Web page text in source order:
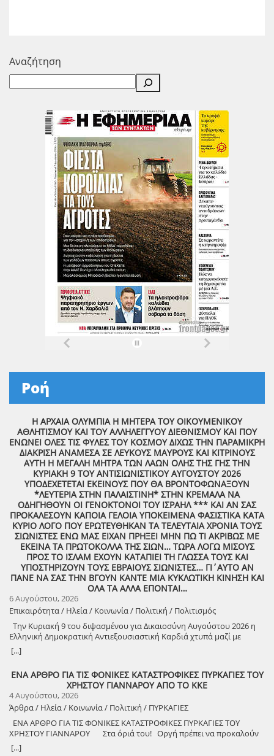
Αναζήτηση
Ροή
Η ΑΡΧΑΙΑ ΟΛΥΜΠΙΑ Η ΜΗΤΕΡΑ ΤΟΥ ΟΙΚΟΥΜΕΝΙΚΟΥ
ΑΘΛΗΤΙΣΜΟΥ ΚΑΙ ΤΟΥ ΑΛΛΗΛΕΓΓΥΟΥ ΔΙΕΘΝΙΣΜΟΥ ΚΑΙ ΠΟΥ
ΕΝΩΝΕΙ ΟΛΕΣ ΤΙΣ ΦΥΛΕΣ ΤΟΥ ΚΟΣΜΟΥ ΔΙΧΩΣ ΤΗΝ ΠΑΡΑΜΙΚΡΗ
ΔΙΑΚΡΙΣΗ ΑΝΑΜΕΣΑ ΣΕ ΛΕΥΚΟΥΣ ΜΑΥΡΟΥΣ ΚΑΙ ΚΙΤΡΙΝΟΥΣ
ΑΥΤΗ Η ΜΕΓΑΛΗ ΜΗΤΡΑ ΤΩΝ ΛΑΩΝ ΟΛΗΣ ΤΗΣ ΓΗΣ ΤΗΝ
ΚΥΡΙΑΚΗ 9 ΤΟΥ ΑΝΤΙΣΙΩΝΙΣΤΙΚΟΥ ΑΥΓΟΥΣΤΟΥ 2026
ΥΠΟΔΕΧΕΤΕΤΑΙ ΕΚΕΙΝΟΥΣ ΠΟΥ ΘΑ ΒΡΟΝΤΟΦΩΝΑΞΟΥΝ
*ΛΕΥΤΕΡΙΑ ΣΤΗΝ ΠΑΛΑΙΣΤΙΝΗ* ΣΤΗΝ ΚΡΕΜΑΛΑ ΝΑ
ΟΔΗΓΗΘΟΥΝ ΟΙ ΓΕΝΟΚΤΟΝΟΙ ΤΟΥ ΙΣΡΑΗΛ *** ΚΑΙ ΑΝ ΣΑΣ
ΠΡΟΚΑΛΕΣΟΥΝ ΚΑΠΟΙΑ ΓΕΛΟΙΑ ΥΠΟΚΕΙΜΕΝΑ ΦΑΣΙΣΤΙΚΑ ΚΑΤΑ
ΚΥΡΙΟ ΛΟΓΟ ΠΟΥ ΕΡΩΤΕΥΘΗΚΑΝ ΤΑ ΤΕΛΕΥΤΑΙΑ ΧΡΟΝΙΑ ΤΟΥΣ
ΣΙΩΝΙΣΤΕΣ ΕΝΩ ΜΑΣ ΕΙΧΑΝ ΠΡΗΞΕΙ ΜΗΝ ΠΩ ΤΙ ΑΚΡΙΒΩΣ ΜΕ
ΕΚΕΙΝΑ ΤΑ ΠΡΩΤΟΚΟΛΛΑ ΤΗΣ ΣΙΩΝ… ΤΩΡΑ ΛΟΓΩ ΜΙΣΟΥΣ
ΠΡΟΣ ΤΟ ΙΣΛΑΜ ΕΧΟΥΝ ΚΑΤΑΠΙΕΙ ΤΗ ΓΛΩΣΣΑ ΤΟΥΣ ΚΑΙ
ΥΠΟΣΤΗΡΙΖΟΥΝ ΤΟΥΣ ΕΒΡΑΙΟΥΣ ΣΙΩΝΙΣΤΕΣ… ΓΙ΄ΑΥΤΟ ΑΝ
ΠΑΝΕ ΝΑ ΣΑΣ ΤΗΝ ΒΓΟΥΝ ΚΑΝΤΕ ΜΙΑ ΚΥΚΛΩΤΙΚΗ ΚΙΝΗΣΗ ΚΑΙ
ΟΛΑ ΤΑ ΑΛΛΑ ΕΠΟΝΤΑΙ…
6 Αυγούστου, 2026
Επικαιρότητα / Ηλεία / Κοινωνία / Πολιτική / Πολιτισμός
Την Κυριακή 9 του διψασμένου για Δικαιοσύνη Αυγούστου 2026 η
Ελληνική Δημοκρατική Αντιεξουσιαστική Καρδιά χτυπά μαζί με
ΟΛΟΥΣ τους Συναγωνιστές για την Παλαιστίνη μέρα Μνήμης και
Αγώνα!
[...]
ΕΝΑ ΑΡΘΡΟ ΓΙΑ ΤΙΣ ΦΟΝΙΚΕΣ ΚΑΤΑΣΤΡΟΦΙΚΕΣ ΠΥΡΚΑΓΙΕΣ ΤΟΥ
ΧΡΗΣΤΟΥ ΓΙΑΝΝΑΡΟΥ ΑΠΟ ΤΟ ΚΚΕ
4 Αυγούστου, 2026
Άρθρα / Ηλεία / Κοινωνία / Πολιτική / ΠΥΡΚΑΓΙΕΣ
ΕΝΑ ΑΡΘΡΟ ΓΙΑ ΤΙΣ ΦΟΝΙΚΕΣ ΚΑΤΑΣΤΡΟΦΙΚΕΣ ΠΥΡΚΑΓΙΕΣ ΤΟΥ
ΧΡΗΣΤΟΥ ΓΙΑΝΝΑΡΟΥ Στα όριά του! Οργή πρέπει να προκαλούν
τα αναμασήματα του πρωθυπουργού και κυβερνητικών στελεχών,
[...]